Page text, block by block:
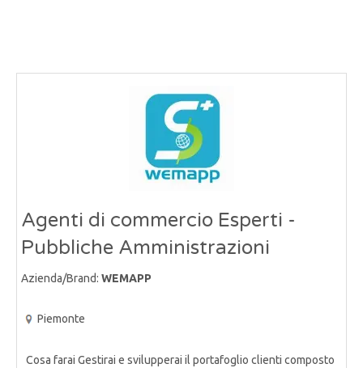
Agenti di commercio Esperti -
Pubbliche Amministrazioni
Azienda/Brand: WEMAPP
Piemonte
Cosa farai Gestirai e svilupperai il portafoglio clienti composto